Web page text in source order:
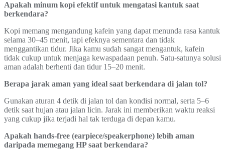
Apakah minum kopi efektif untuk mengatasi kantuk saat
berkendara?
Kopi memang mengandung kafein yang dapat menunda rasa kantuk
selama 30–45 menit, tapi efeknya sementara dan tidak
menggantikan tidur. Jika kamu sudah sangat mengantuk, kafein
tidak cukup untuk menjaga kewaspadaan penuh. Satu-satunya solusi
aman adalah berhenti dan tidur 15–20 menit.
Berapa jarak aman yang ideal saat berkendara di jalan tol?
Gunakan aturan 4 detik di jalan tol dan kondisi normal, serta 5–6
detik saat hujan atau jalan licin. Jarak ini memberikan waktu reaksi
yang cukup jika terjadi hal tak terduga di depan kamu.
Apakah hands-free (earpiece/speakerphone) lebih aman
daripada memegang HP saat berkendara?